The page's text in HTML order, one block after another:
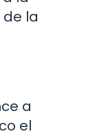
de la
a
el